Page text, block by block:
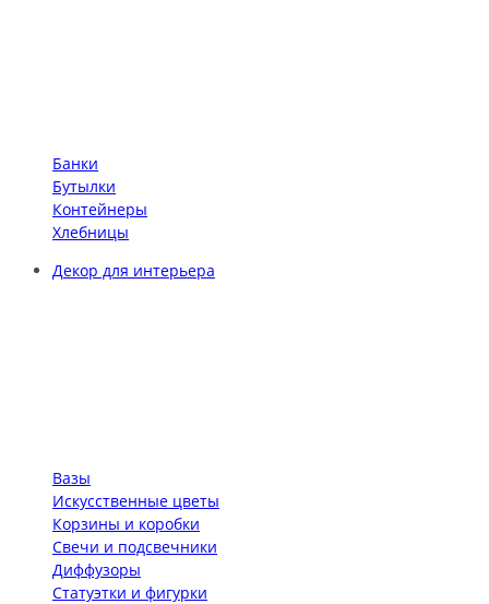
Банки
Бутылки
Контейнеры
Хлебницы
Декор для интерьера
Вазы
Искусственные цветы
Корзины и коробки
Свечи и подсвечники
Диффузоры
Статуэтки и фигурки